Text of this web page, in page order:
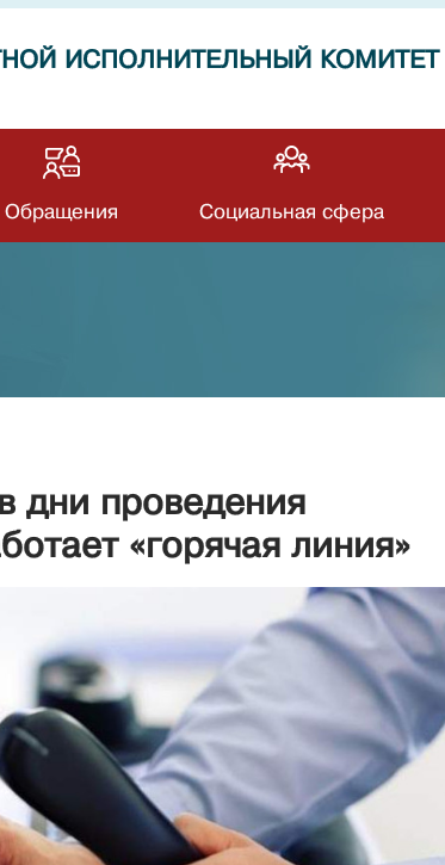
ИСПОЛНИТЕЛЬНЫЙ КОМИТЕТ
Обращения Социальная сфера
дни проведения
«горячая линия»